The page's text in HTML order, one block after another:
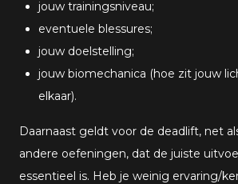
jouw trainingsniveau;
eventuele blessures;
jouw doelstelling;
jouw biomechanica (hoe zit jouw
elkaar).
Daarnaast geldt voor de deadlift, net
andere oefeningen, dat de juiste
essentieel is. Heb je weinig ervaring/